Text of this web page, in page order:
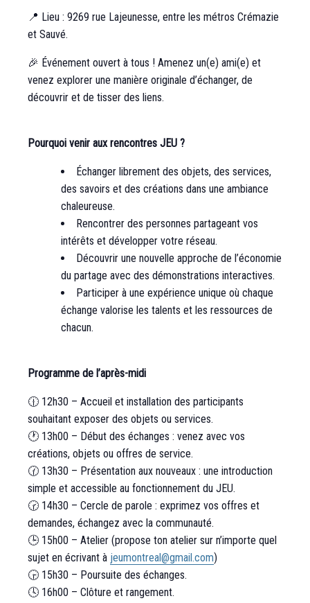
📍 Lieu : 9269 rue Lajeunesse, entre les métros Crémazie
et Sauvé.
🎉 Événement ouvert à tous ! Amenez un(e) ami(e) et
venez explorer une manière originale d’échanger, de
découvrir et de tisser des liens.
Pourquoi venir aux rencontres JEU ?
Échanger librement des objets, des services,
des savoirs et des créations dans une ambiance
chaleureuse.
Rencontrer des personnes partageant vos
intérêts et développer votre réseau.
Découvrir une nouvelle approche de l’économie
du partage avec des démonstrations interactives.
Participer à une expérience unique où chaque
échange valorise les talents et les ressources de
chacun.
Programme de l’après-midi
🕧 12h30 – Accueil et installation des participants
souhaitant exposer des objets ou services.
🕐 13h00 – Début des échanges : venez avec vos
créations, objets ou offres de service.
🕜 13h30 – Présentation aux nouveaux : une introduction
simple et accessible au fonctionnement du JEU.
🕝 14h30 – Cercle de parole : exprimez vos offres et
demandes, échangez avec la communauté.
🕒 15h00 – Atelier (propose ton atelier sur n’importe quel
sujet en écrivant à jeumontreal@gmail.com)
🕞 15h30 – Poursuite des échanges.
🕓 16h00 – Clôture et rangement.